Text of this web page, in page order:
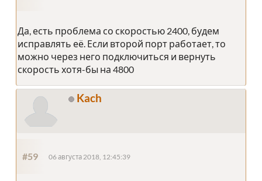
Да, есть проблема со скоростью 2400, будем
исправлять её. Если второй порт работает, то
можно через него подключиться и вернуть
скорость хотя-бы на 4800
Kach
#59 06 августа 2018, 12:45:39